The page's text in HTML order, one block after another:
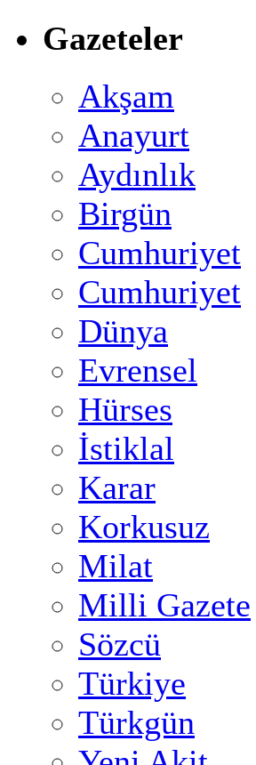
Gazeteler
Akşam
Anayurt
Aydınlık
Birgün
Cumhuriyet
Cumhuriyet
Dünya
Evrensel
Hürses
İstiklal
Karar
Korkusuz
Milat
Milli Gazete
Sözcü
Türkiye
Türkgün